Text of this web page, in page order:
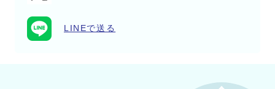
LINEで送る